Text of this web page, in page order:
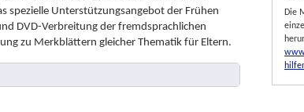
spezielle Unterstützungsangebot der Frühen
DVD-Verbreitung der fremdsprachlichen
zu Merkblättern gleicher Thematik für Eltern.
Die